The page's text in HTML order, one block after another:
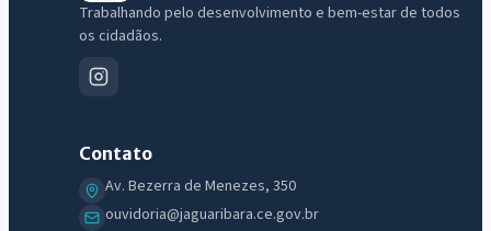
Trabalhando pelo desenvolvimento e bem-estar de todos
os cidadãos.
Contato
Av. Bezerra de Menezes, 350
ouvidoria@jaguaribara.ce.gov.br